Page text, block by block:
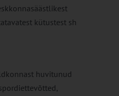
kütustest sh
huvitunud